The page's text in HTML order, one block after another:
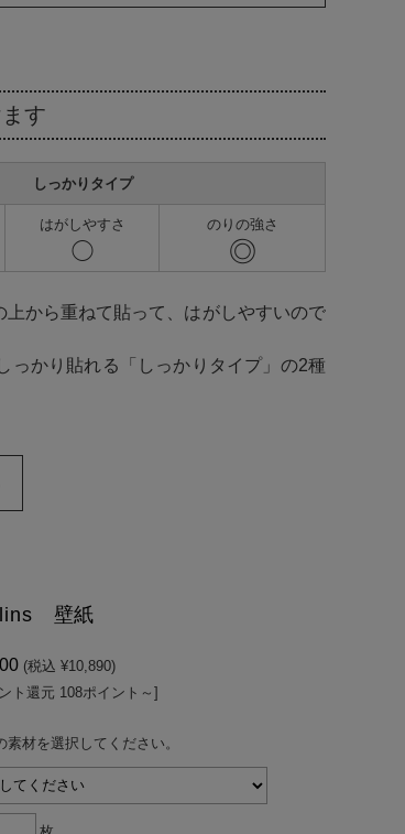
す
しっかりタイプ
はがしやすさ
◯
のりの強さ
◎
から重ねて貼って、はがしやすいので
っかり貼れる「しっかりタイプ」の2種
壁紙
(税込 ¥10,890)
ト還元 108ポイント～]
素材を選択してください。